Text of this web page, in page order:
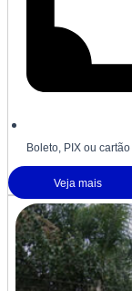
Boleto, PIX ou cartão
Veja mais